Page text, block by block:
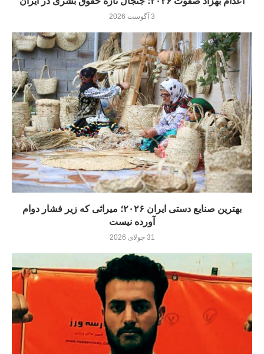
3 آگوست 2026
بهترین صنایع دستی ایران ۲۰۲۶؛ میراثی که زیر فشار دوام
آورده نيست
31 جولای 2026